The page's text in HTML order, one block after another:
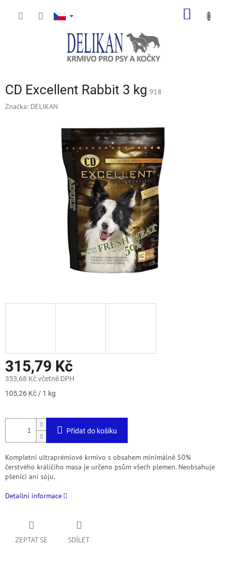
CD Excellent Rabbit 3 kg 918
Značka: DELIKAN
315,79 Kč
353,68 Kč včetně DPH
Měrná
105,26 Kč / 1 kg
Přidat do košíku
Kompletní ultraprémiové krmivo s obsahem minimálně 50%
čerstvého králičího masa je určeno psům všech plemen. Neobsahuje
pšenici ani sóju.
Detailní informace
ZEPTAT SE SDÍLET